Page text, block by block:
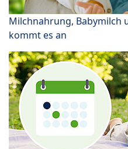
Milchnahrung, Babymilch
kommt es an